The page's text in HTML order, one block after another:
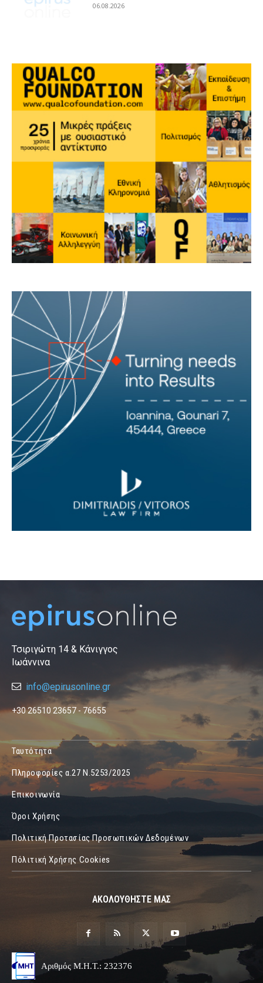
06.08.2026
Τσιριγώτη 14 & Κάνιγγος
Ιωάννινα
info@epirusonline.gr
+30 26510 23657 - 76655
Ταυτότητα
Πληροφορίες α.27 Ν.5253/2025
Επικοινωνία
Όροι Χρήσης
Πολιτική Προτασίας Προσωπικών Δεδομένων
Πόλιτική Χρήσης Cookies
ΑΚΟΛΟΥΘΗΣΤΕ ΜΑΣ
Αριθμός Μ.Η.Τ.: 232376